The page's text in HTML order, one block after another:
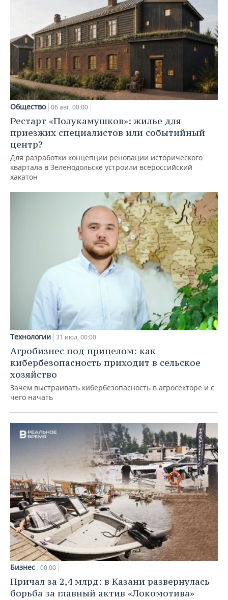
Общество 06 авг, 00:00
Рестарт «Полукамушков»: жилье для
приезжих специалистов или событийный
центр?
Для разработки концепции реновации исторического
квартала в Зеленодольске устроили всероссийский
хакатон
Технологии 31 июл, 00:00
Агробизнес под прицелом: как
кибербезопасность приходит в сельское
хозяйство
Зачем выстраивать кибербезопасность в агросекторе и с
чего начать
Бизнес 00:00
Причал за 2,4 млрд: в Казани развернулась
борьба за главный актив «Локомотива»